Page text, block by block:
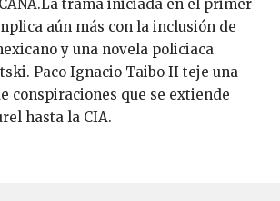
trama iniciada en el primer
aún más con la inclusión de
y una novela policiaca
Paco Ignacio Taibo II teje una
conspiraciones que se extiende
hasta la CIA.